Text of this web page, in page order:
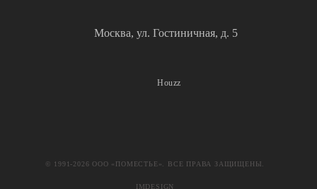
Москва, ул. Гостиничная, д. 5
Houzz
© 1991-2026 ООО «ПОМЕСТЬЕ». ВСЕ ПРАВА ЗАЩИЩЕНЫ.
IMDESIGN